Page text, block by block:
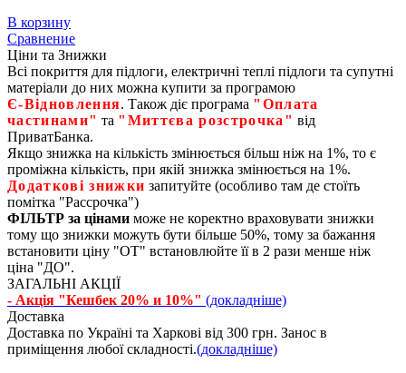
В корзину
Сравнение
Ціни та Знижки
Всі покриття для підлоги, електричні теплі підлоги та супутні
матеріали до них можна купити за програмою
Є‑Відновлення. Також діє програма "Оплата
частинами" та "Миттєва розстрочка" від
ПриватБанка.
Якщо знижка на кількість змінюється більш ніж на 1%, то є
проміжна кількість, при якій знижка змінюється на 1%.
Додаткові знижки запитуйте (особливо там де стоїть
помітка "Рассрочка")
ФІЛЬТР за цінами може не коректно враховувати знижки
тому що знижки можуть бути більше 50%, тому за бажання
встановити ціну "ОТ" встановлюйте її в 2 рази менше ніж
ціна "ДО".
ЗАГАЛЬНІ АКЦІЇ
- Акція "Кешбек 20% и 10%" (докладніше)
Доставка
Доставка по Україні та Харкові від 300 грн. Занос в
приміщення любої складності.(докладніше)